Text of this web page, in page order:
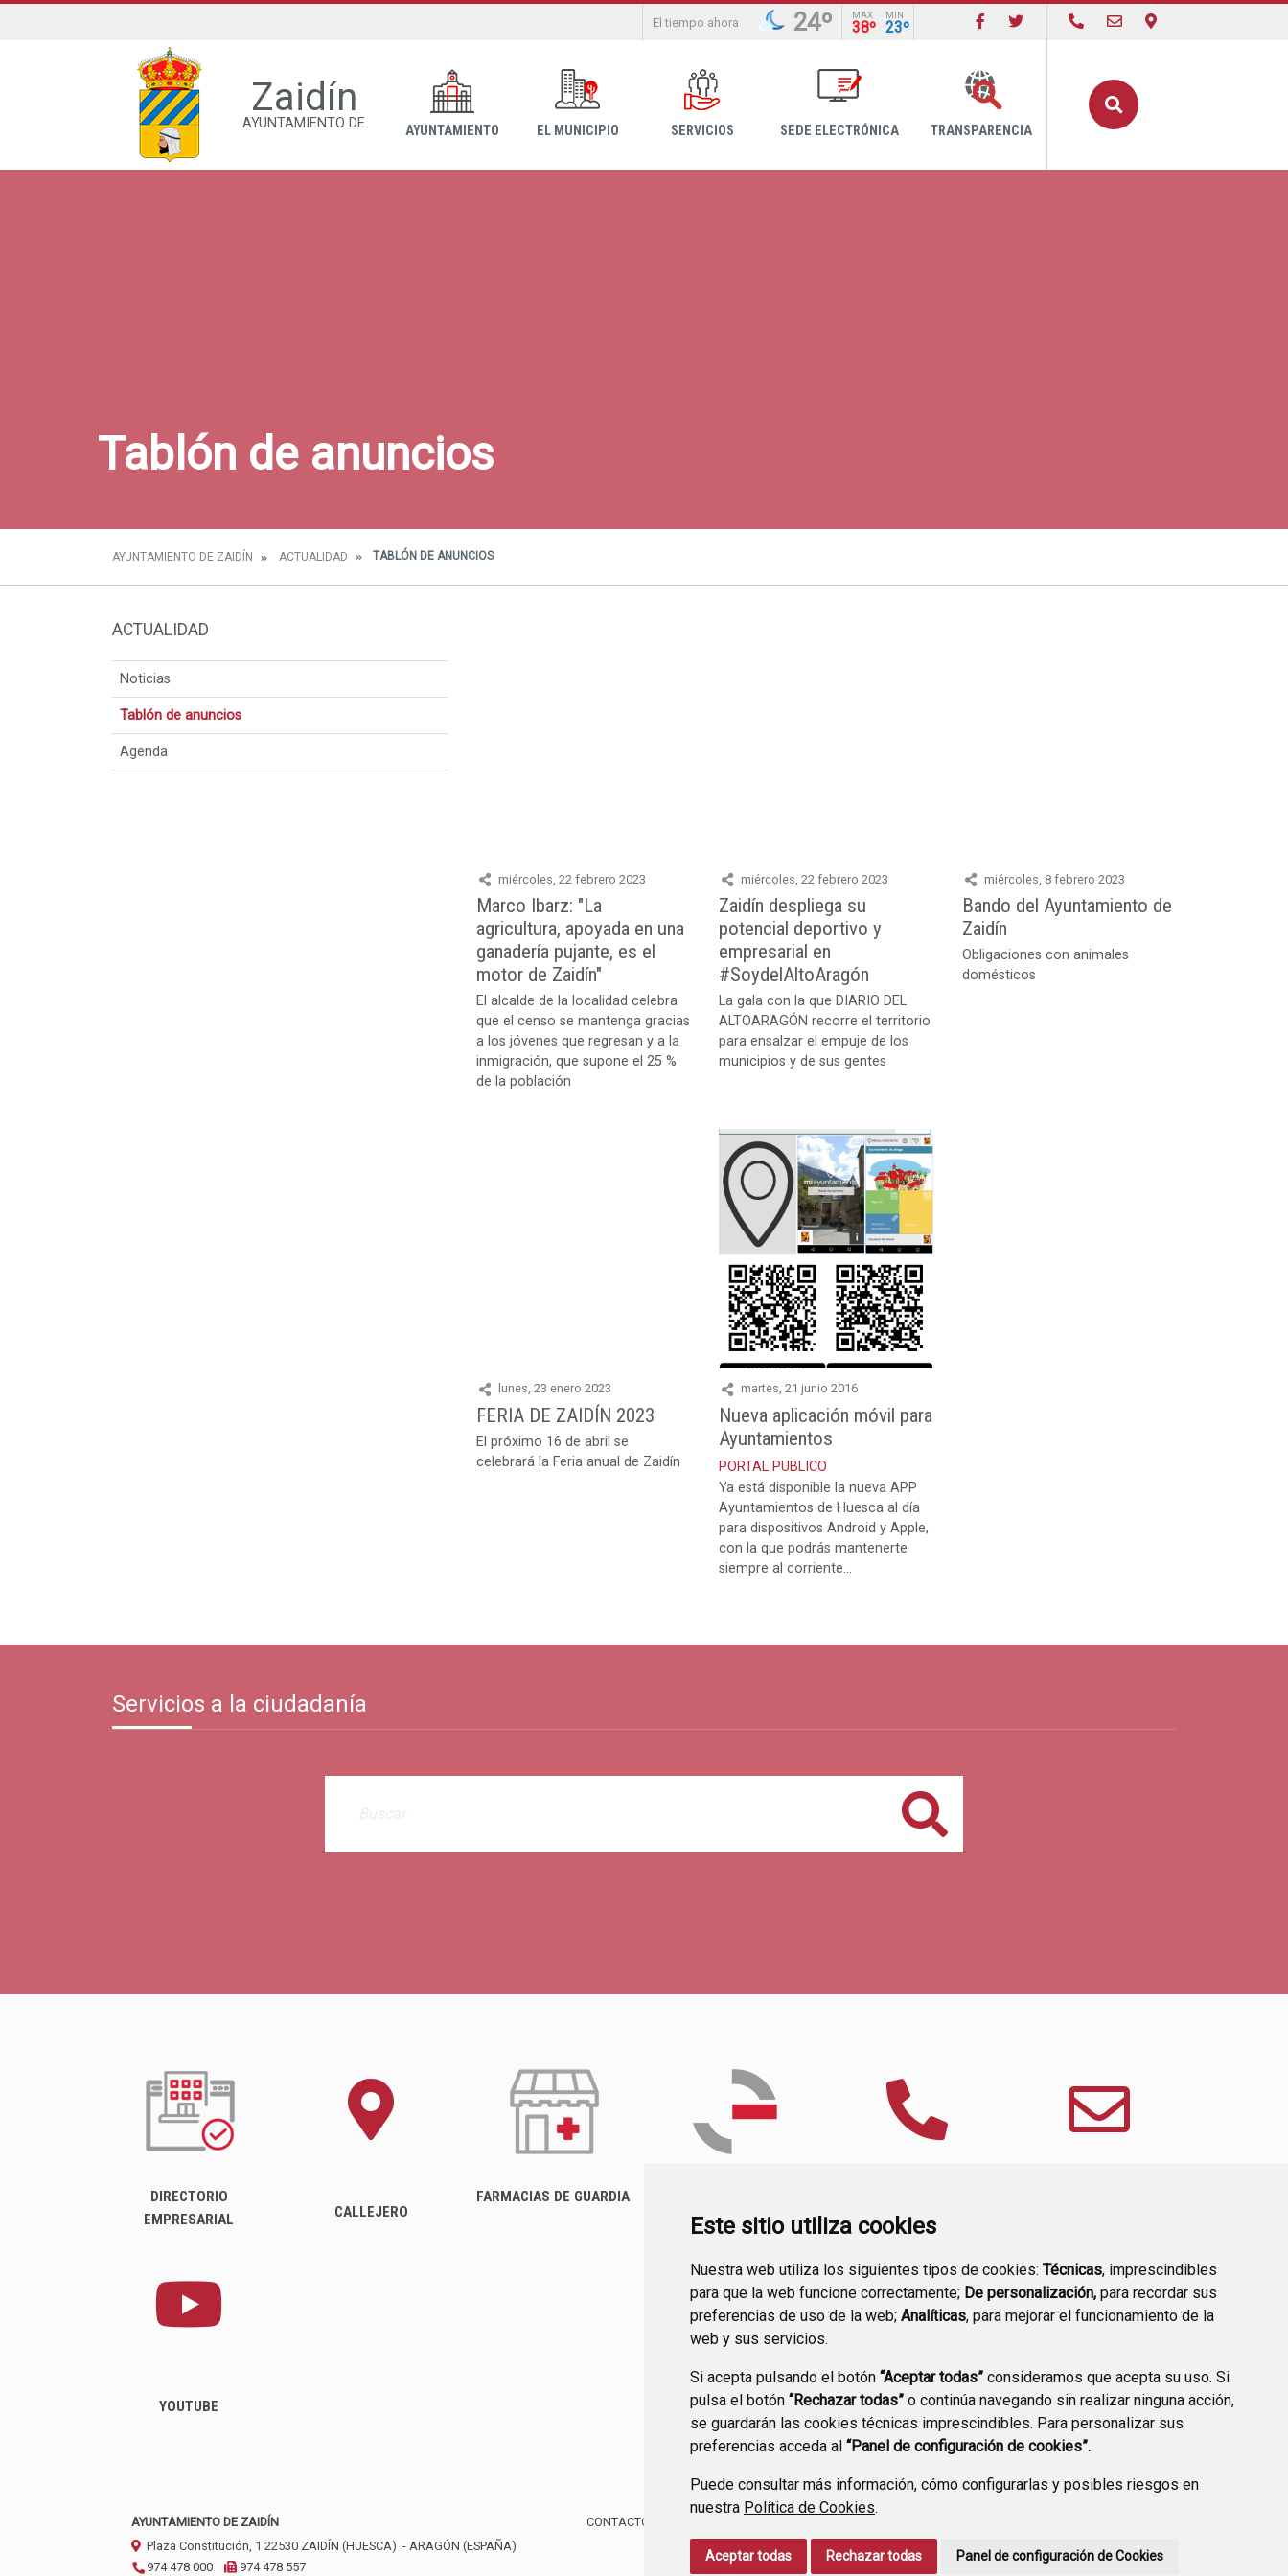
Este sitio utiliza cookies
Nuestra web utiliza los siguientes tipos de cookies: Técnicas, imprescindibles
para que la web funcione correctamente; De personalización, para recordar sus
preferencias de uso de la web; Analíticas, para mejorar el funcionamiento de la
web y sus servicios.
Si acepta pulsando el botón “Aceptar todas” consideramos que acepta su uso. Si
pulsa el botón “Rechazar todas” o continúa navegando sin realizar ninguna acción,
se guardarán las cookies técnicas imprescindibles. Para personalizar sus
preferencias acceda al “Panel de configuración de cookies”.
Puede consultar más información, cómo configurarlas y posibles riesgos en
nuestra Política de Cookies.
Aceptar todas Rechazar todas Panel de configuración de Cookies
El tiempo ahora 24º MAX
38º
MIN
23º
Zaidín
AYUNTAMIENTO DE AYUNTAMIENTO EL MUNICIPIO SERVICIOS SEDE ELECTRÓNICA TRANSPARENCIA
Tablón de anuncios
AYUNTAMIENTO DE ZAIDÍN ACTUALIDAD TABLÓN DE ANUNCIOS
ACTUALIDAD
Noticias
Tablón de anuncios
Agenda
miércoles, 22 febrero 2023
Marco Ibarz: "La
agricultura, apoyada en una
ganadería pujante, es el
motor de Zaidín"
El alcalde de la localidad celebra
que el censo se mantenga gracias
a los jóvenes que regresan y a la
inmigración, que supone el 25 %
de la población
miércoles, 22 febrero 2023
Zaidín despliega su
potencial deportivo y
empresarial en
#SoydelAltoAragón
La gala con la que DIARIO DEL
ALTOARAGÓN recorre el territorio
para ensalzar el empuje de los
municipios y de sus gentes
miércoles, 8 febrero 2023
Bando del Ayuntamiento de
Zaidín
Obligaciones con animales
domésticos
lunes, 23 enero 2023
FERIA DE ZAIDÍN 2023
El próximo 16 de abril se
celebrará la Feria anual de Zaidín
martes, 21 junio 2016
Nueva aplicación móvil para
Ayuntamientos
PORTAL PUBLICO
Ya está disponible la nueva APP
Ayuntamientos de Huesca al día
para dispositivos Android y Apple,
con la que podrás mantenerte
siempre al corriente...
Servicios a la ciudadanía
Buscar
DIRECTORIO
EMPRESARIAL
CALLEJERO
FARMACIAS DE GUARDIA
TELEFÓNICO
YOUTUBE
AYUNTAMIENTO DE ZAIDÍN
Plaza Constitución, 1 22530 ZAIDÍN (HUESCA) - ARAGÓN (ESPAÑA)
974 478 000
974 478 557
CONTACTO